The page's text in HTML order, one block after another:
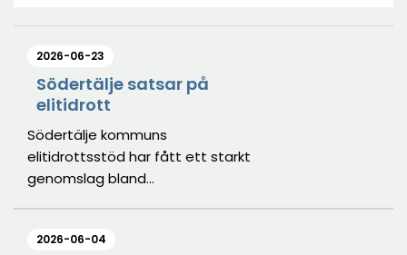
2026-06-23
Södertälje satsar på
elitidrott
Södertälje kommuns
elitidrottsstöd har fått ett starkt
genomslag bland
idrottare har tagit del av stödet
2026-06-04